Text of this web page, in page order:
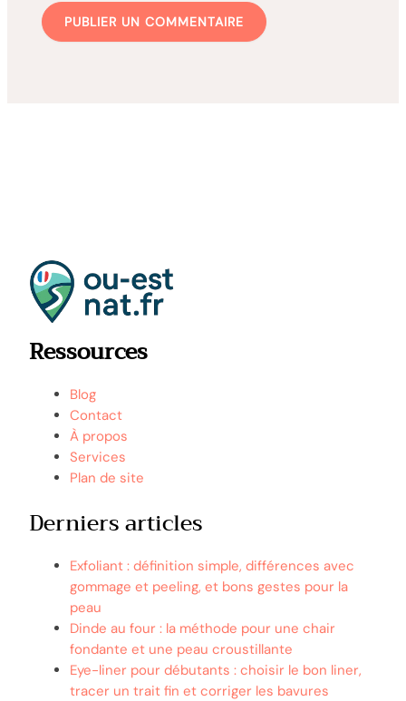
Ressources
Blog
Contact
À propos
Services
Plan de site
Derniers articles
Exfoliant : définition simple, différences avec
gommage et peeling, et bons gestes pour la
peau
Dinde au four : la méthode pour une chair
fondante et une peau croustillante
Eye-liner pour débutants : choisir le bon liner,
tracer un trait fin et corriger les bavures